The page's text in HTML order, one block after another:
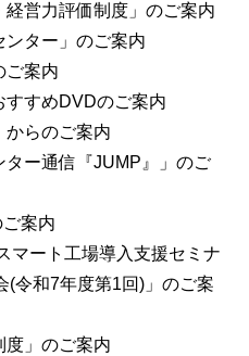
営力評価制度」のご案内
ター」のご案内
ご案内
すすめDVDのご案内
からのご案内
ー通信『JUMP』」のご
案内
マート工場導入支援セミナ
(令和7年度第1回)」のご案
度」のご案内